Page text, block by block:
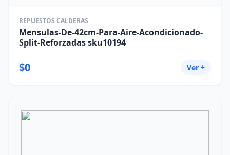
REPUESTOS CALDERAS
Mensulas-De-42cm-Para-Aire-Acondicionado-
Split-Reforzadas sku10194
$0 Ver +